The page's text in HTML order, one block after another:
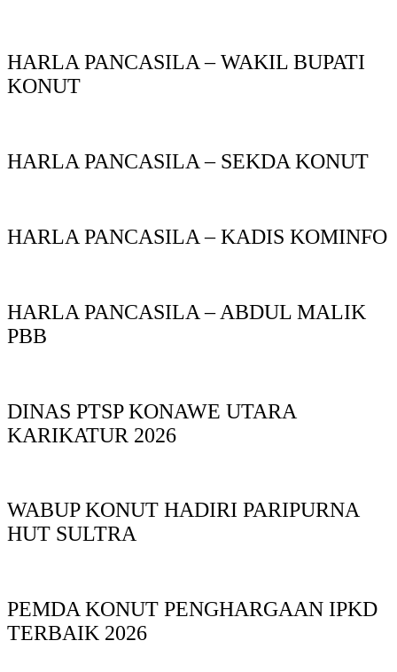
HARLA PANCASILA – WAKIL BUPATI
KONUT
HARLA PANCASILA – SEKDA KONUT
HARLA PANCASILA – KADIS KOMINFO
HARLA PANCASILA – ABDUL MALIK
PBB
DINAS PTSP KONAWE UTARA
KARIKATUR 2026
WABUP KONUT HADIRI PARIPURNA
HUT SULTRA
PEMDA KONUT PENGHARGAAN IPKD
TERBAIK 2026